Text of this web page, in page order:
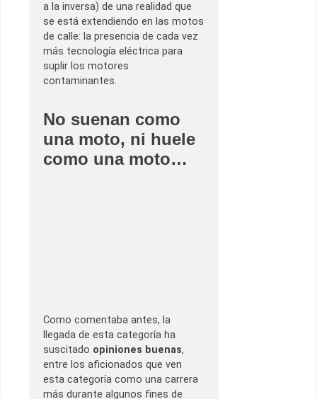
a la inversa) de una realidad que
se está extendiendo en las motos
de calle: la presencia de cada vez
más tecnología eléctrica para
suplir los motores
contaminantes.
No suenan como
una moto, ni huele
como una moto…
Como comentaba antes, la
llegada de esta categoría ha
suscitado opiniones buenas,
entre los aficionados que ven
esta categoría como una carrera
más durante algunos fines de